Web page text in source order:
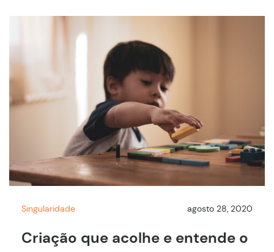
Singularidade agosto 28, 2020
Criação que acolhe e entende o